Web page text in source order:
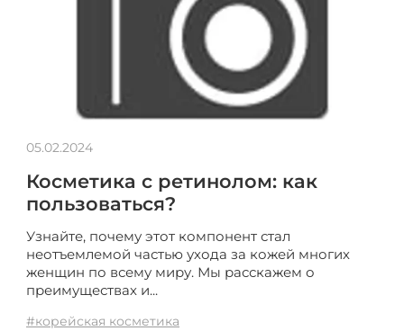
Косметика с ретинолом: как
пользоваться?
Узнайте, почему этот компонент стал
неотъемлемой частью ухода за кожей многих
женщин по всему миру. Мы расскажем о
преимуществах и...
05.02.2024
#корейская косметика